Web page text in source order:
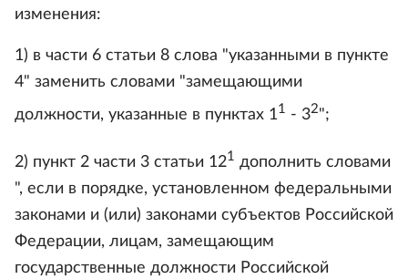
изменения:
1) в части 6 статьи 8 слова "указанными в пункте
4" заменить словами "замещающими
должности, указанные в пунктах 11 - 32";
2) пункт 2 части 3 статьи 121 дополнить словами
", если в порядке, установленном федеральными
законами и (или) законами субъектов Российской
Федерации, лицам, замещающим
государственные должности Российской